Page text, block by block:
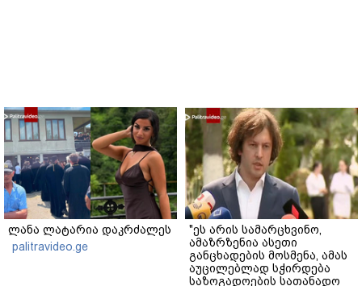
ლანა ლატარია დაკრძალეს
palitravideo.ge
"ეს არის სამარცხვინო,
ამაზრზენია ასეთი
განცხადების მოსმენა, ამას
აუცილებლად სჭირდება
საზოგადოების სათანადო